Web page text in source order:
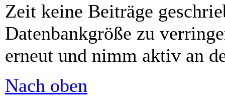
Zeit keine Beiträge
Datenbankgröße zu
erneut und nimm aktiv an
Nach oben